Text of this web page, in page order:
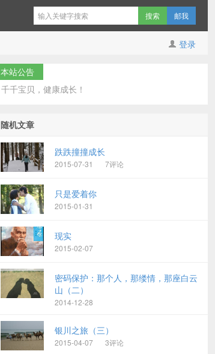
邮我
登录
本站公告
千千宝贝，健康成长！
随机文章
跌跌撞撞成长
2015-07-31 7评论
只是爱着你
2015-01-31
现实
2015-02-07
密码保护：那个人，那缕情，那座白云
山（二）
2014-12-28
银川之旅（三）
2015-04-07 3评论